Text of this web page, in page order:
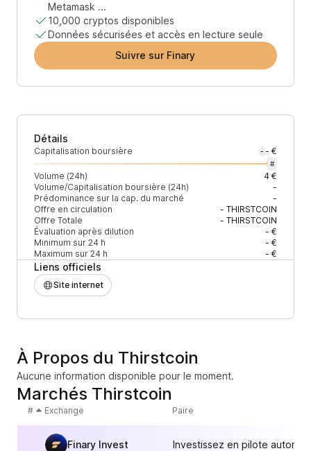
Metamask ...
10,000 cryptos disponibles
Données sécurisées et accès en lecture seule
Suivre sur Finary
Détails
Capitalisation boursière - - €
#
Volume (24h)
4 €
Volume/Capitalisation boursière (24h)
-
Prédominance sur la cap. du marché
-
Offre en circulation
- THIRSTCOIN
Offre Totale
- THIRSTCOIN
Évaluation après dilution
- €
Minimum sur 24 h
- €
Maximum sur 24 h
- €
Liens officiels
Site internet
À Propos du Thirstcoin
Aucune information disponible pour le moment.
Marchés Thirstcoin
# Exchange Paire
Finary Invest Investissez en pilote